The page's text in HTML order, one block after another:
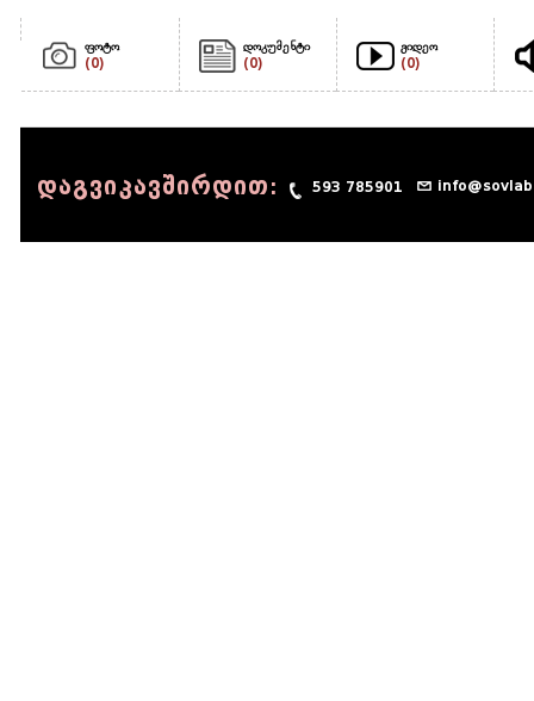
ფოტო
(0)
დოკუმენტი
(0)
ვიდეო
(0)
დაგვიკავშირდით: 593 785901